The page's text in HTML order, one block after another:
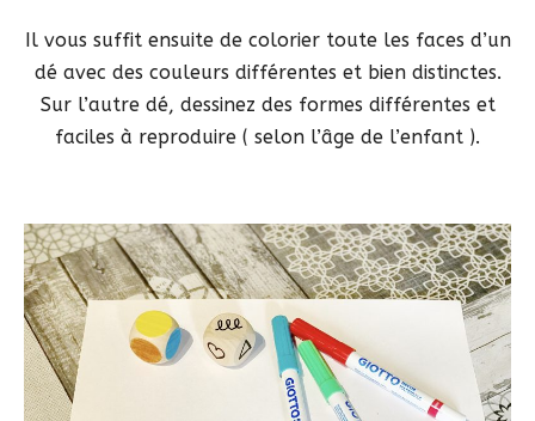
Il vous suffit ensuite de colorier toute les faces d’un
dé avec des couleurs différentes et bien distinctes.
Sur l’autre dé, dessinez des formes différentes et
faciles à reproduire ( selon l’âge de l’enfant ).